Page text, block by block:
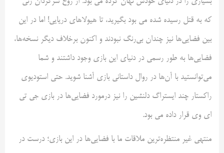
که به قتل رسیده شده می بود بگیرید، تا هیولاهای دریایی! اما در این
بین فضایی‌ها نیز چندان بی‌رنگ نبودند و اکنون برخلاف دیگر نسخه‌ها،
فضایی‌ها به طور رسمی در دنیای این بازی وجود داشتند و شما
می‌توانستید با آن‌ها در روال داستانی بازی آشنا شوید. حتی استودیوی
راکستار چند ایستراگ دلنشین را نیز درمورد فضایی‌ها در بازی جی تی
ای وی قرار داده می بود.
منتهی غیر منتظره‌ترین ملاقات ما با فضایی‌ها در این بازی؛ درست در